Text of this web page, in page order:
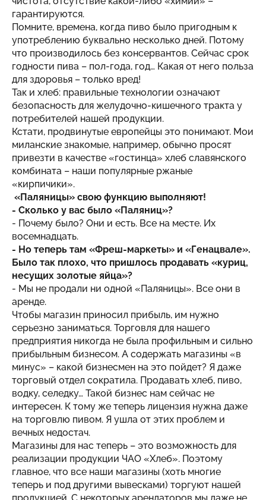
гарантируются.
Помните, времена, когда пиво было пригодным к
употреблению буквально несколько дней. Потому
что производилось без консервантов. Сейчас срок
годности пива – пол-года, год… Какая от него польза
для здоровья – только вред!
Так и хлеб: правильные технологии означают
безопасность для желудочно-кишечного тракта у
потребителей нашей продукции.
Кстати, продвинутые европейцы это понимают. Мои
миланские знакомые, например, обычно просят
привезти в качестве «гостинца» хлеб славянского
комбината – наши популярные ржаные
«кирпичики».
«Паляницы» свою функцию выполняют!
- Сколько у вас было «Паляниц»?
- Почему было? Они и есть. Все на месте. Их
восемнадцать.
- Но теперь там «Фреш-маркеты» и «Генацвале».
Было так плохо, что пришлось продавать «куриц,
несущих золотые яйца»?
- Мы не продали ни одной «Паляницы». Все они в
аренде.
Чтобы магазин приносил прибыль, им нужно
серьезно заниматься. Торговля для нашего
предприятия никогда не была профильным и сильно
прибыльным бизнесом. А содержать магазины «в
минус» – какой бизнесмен на это пойдет? Я даже
торговый отдел сократила. Продавать хлеб, пиво,
водку, селедку… Такой бизнес нам сейчас не
интересен. К тому же теперь лицензия нужна даже
на торговлю пивом. Я ушла от этих проблем и
вечных недостач.
Магазины для нас теперь – это возможность для
реализации продукции ЧАО «Хлеб». Поэтому
главное, что все наши магазины (хоть многие
теперь и под другими вывесками) торгуют нашей